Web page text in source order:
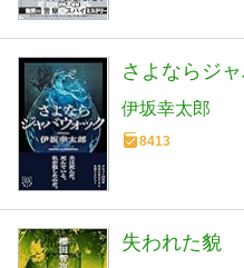
さよならジ
伊坂幸太郎
8413
失われた貌